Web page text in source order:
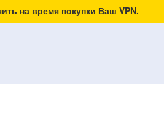
на время покупки Ваш VPN.